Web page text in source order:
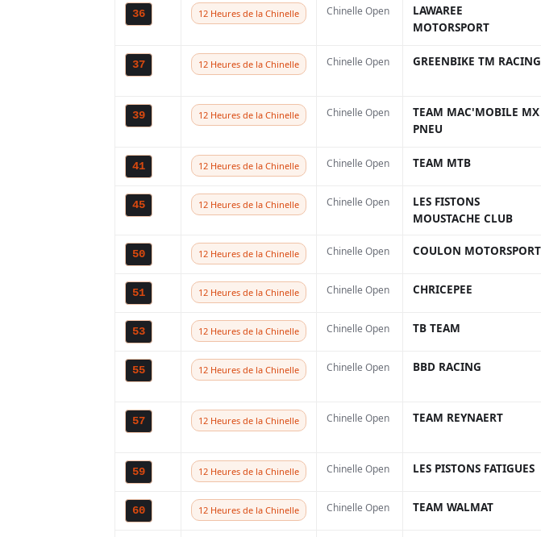
36 12 Heures de la Chinelle Chinelle Open
LAWAREE
MOTORSPORT
37 12 Heures de la Chinelle Chinelle Open GREENBIKE TM RACING
39 12 Heures de la Chinelle Chinelle Open
TEAM MAC'MOBILE MX
PNEU
41 12 Heures de la Chinelle Chinelle Open TEAM MTB
45 12 Heures de la Chinelle Chinelle Open
LES FISTONS
MOUSTACHE CLUB
50 12 Heures de la Chinelle Chinelle Open COULON MOTORSPORT
51 12 Heures de la Chinelle Chinelle Open CHRICEPEE
53 12 Heures de la Chinelle Chinelle Open TB TEAM
55 12 Heures de la Chinelle Chinelle Open BBD RACING
57 12 Heures de la Chinelle Chinelle Open TEAM REYNAERT
59 12 Heures de la Chinelle Chinelle Open LES PISTONS FATIGUES
60 12 Heures de la Chinelle Chinelle Open TEAM WALMAT
programme.
La prochaine saison du célèbre
de courses sur sable restera dans la
celle qui s’est terminée le 15 février
mythique Enduropale du Touquet. Six
de participants de prendre le départ d’une
compétition qui continue de battre des
C’est sur la Côte d’Opale, à Berck-sur-Mer,
donné le coup d’envoi de la saison avec le
incontournable Beach Cross. Après une
exceptionnellement organisée fin
raison des marées, l’épreuve retrouve